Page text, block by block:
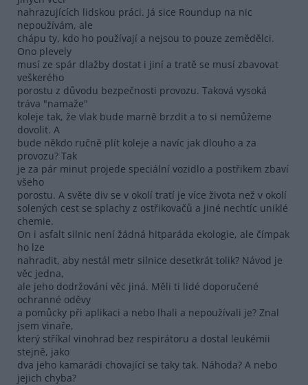
nahrazujících lidskou práci. Já sice Roundup na nic
nepoužívám, ale
chápu ty, kdo ho používají a nejsou to pouze zemědělci.
Ono plevely
musí ze spár dlažby dostat i jiní a tratě se musí zbavovat
veškerého
porostu z důvodu bezpečnosti provozu. Taková vysoká
tráva "namaže"
koleje tak, že vlak bude marně brzdit a to si nemůžeme
dovolit. A
bude někdo ručně plít koleje a navíc jak dlouho a za
provozu? Tak
je za pár minut projede speciální vozidlo a postřikem zbaví
všeho
porostu. A světe div se v okolí tratí je více života než v okolí
solených cest se splachy z ostřikovačů a jiné nechtíc uniklé
chemie.
On i asfalt silnic není žádná hitparáda ekologie, ale čímpak
ho lze
nahradit, aby nestál metr silnice desetkrát tolik? Návod je
věc jedna,
ale jeho dodržování věc jiná. Měli ti lidé doporučené
ochranné oděvy
a pomůcky při aplikaci a nebo lhali a nepoužívali je? Znal
jsem vinaře,
který stříkal vinohrad bez respirátoru a dostal leukémii
stejně, jako
dva jeho kamarádi chovající se taky tak. Náhoda? A nebo
jejich chyba?